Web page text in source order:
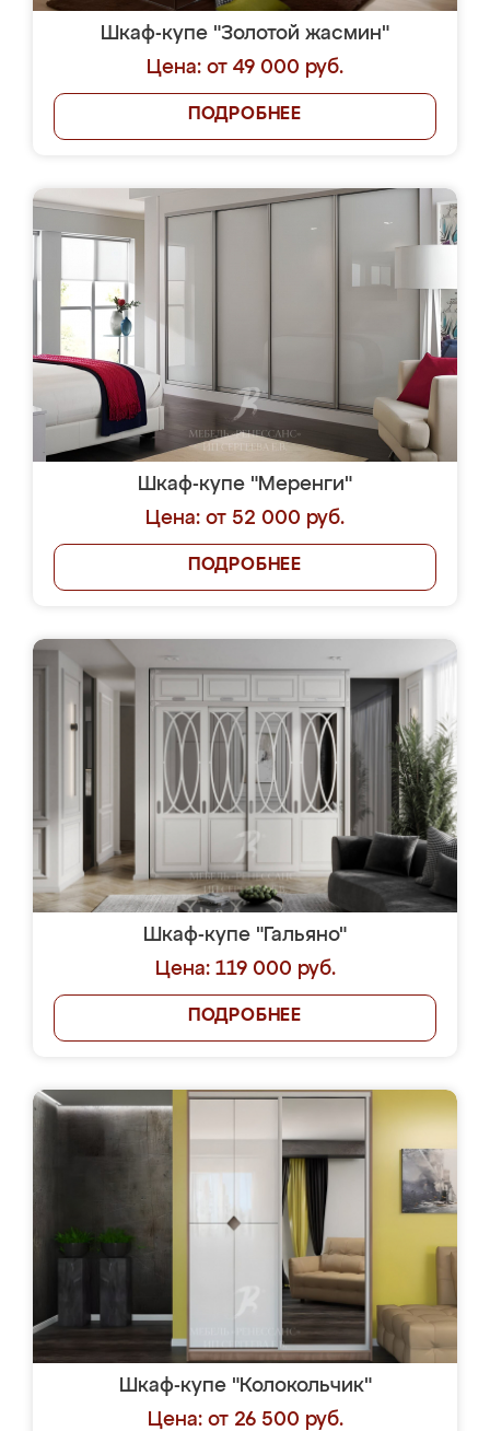
Шкаф-купе "Золотой жасмин"
Цена: от 49 000 руб.
ПОДРОБНЕЕ
Шкаф-купе "Меренги"
Цена: от 52 000 руб.
ПОДРОБНЕЕ
Шкаф-купе "Гальяно"
Цена: 119 000 руб.
ПОДРОБНЕЕ
Шкаф-купе "Колокольчик"
Цена: от 26 500 руб.